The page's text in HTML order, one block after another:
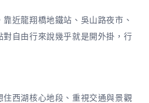
近龍翔橋地鐵站、吳山路夜市、
自由行來說幾乎就是開外掛，行
西湖核心地段、重視交通與景觀